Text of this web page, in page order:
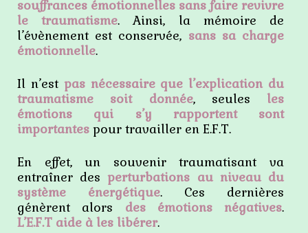
souffrances émotionnelles sans faire revivre
le traumatisme. Ainsi, la mémoire de
l’évènement est conservée, sans sa charge
émotionnelle.
Il n’estpas nécessaire que l’explication du
traumatisme soit donnée, seules les
émotions qui s’y rapportent sont
importantes pour travailler en E.F.T.
En effet, un souvenir traumatisant va
entraîner desperturbations au niveau du
système énergétique. Ces dernières
génèrent alors des émotions négatives.
L’E.F.T aide à les libérer.